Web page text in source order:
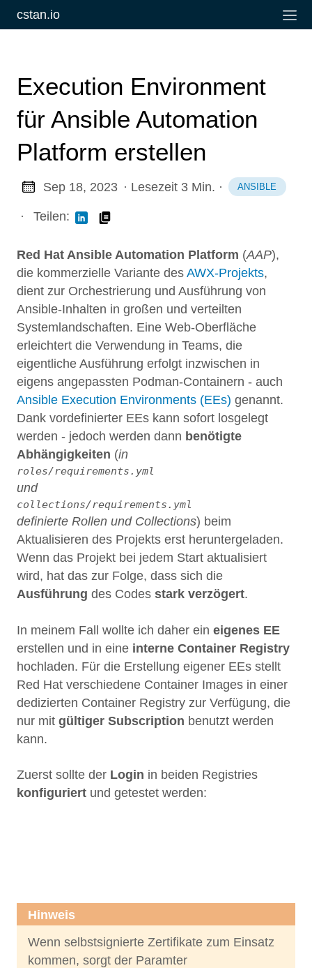
cstan.io
Execution Environment
für Ansible Automation
Platform erstellen
Sep 18, 2023 · Lesezeit 3 Min. · ANSIBLE
· Teilen:
Red Hat Ansible Automation Platform (AAP),
die kommerzielle Variante des AWX-Projekts,
dient zur Orchestrierung und Ausführung von
Ansible-Inhalten in großen und verteilten
Systemlandschaften. Eine Web-Oberfläche
erleichtert die Verwendung in Teams, die
eigentliche Ausführung erfolgt inzwischen in
eigens angepassten Podman-Containern - auch
Ansible Execution Environments (EEs) genannt.
Dank vordefinierter EEs kann sofort losgelegt
werden - jedoch werden dann benötigte
Abhängigkeiten (in
roles/requirements.yml
und
collections/requirements.yml
definierte Rollen und Collections) beim
Aktualisieren des Projekts erst heruntergeladen.
Wenn das Projekt bei jedem Start aktualisiert
wird, hat das zur Folge, dass sich die
Ausführung des Codes stark verzögert.
In meinem Fall wollte ich daher ein eigenes EE
erstellen und in eine interne Container Registry
hochladen. Für die Erstellung eigener EEs stellt
Red Hat verschiedene Container Images in einer
dedizierten Container Registry zur Verfügung, die
nur mit gültiger Subscription benutzt werden
kann.
Zuerst sollte der Login in beiden Registries
konfiguriert und getestet werden:
Hinweis
Wenn selbstsignierte Zertifikate zum Einsatz
kommen, sorgt der Paramter